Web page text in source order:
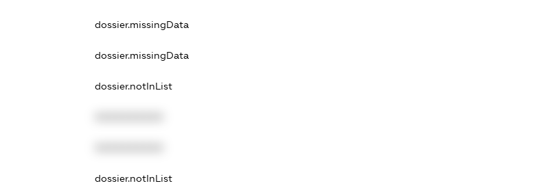
dossier.missingData
dossier.missingData
dossier.notInList
dossier.notInList